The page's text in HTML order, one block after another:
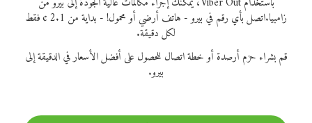
زامبيا.
اتصل بأي رقم في بيرو - هاتف أرضي أو محمول! - بداية من 2.1 ¢ فقط
لكل دقيقة.
قم بشراء حزم أرصدة أو خطة اتصال للحصول على أفضل الأسعار في الدقيقة إلى
بيرو.